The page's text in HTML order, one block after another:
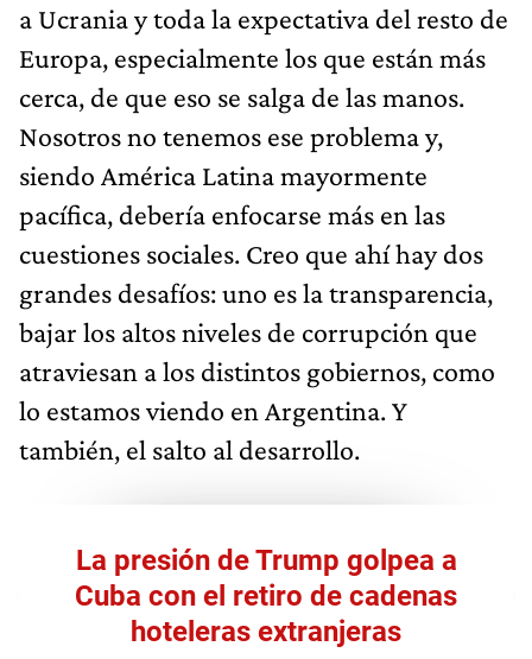
a Ucrania y toda la expectativa del resto de
Europa, especialmente los que están más
cerca, de que eso se salga de las manos.
Nosotros no tenemos ese problema y,
siendo América Latina mayormente
pacífica, debería enfocarse más en las
cuestiones sociales. Creo que ahí hay dos
grandes desafíos: uno es la transparencia,
bajar los altos niveles de corrupción que
atraviesan a los distintos gobiernos, como
lo estamos viendo en Argentina. Y
también, el salto al desarrollo.
La presión de Trump golpea a
Cuba con el retiro de cadenas
hoteleras extranjeras